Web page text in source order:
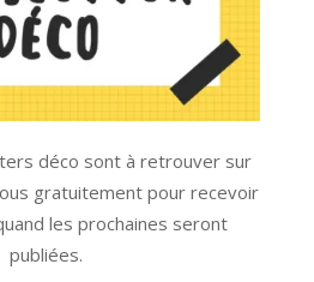
déco sont à retrouver sur
gratuitement pour recevoir
les prochaines seront
publiées.